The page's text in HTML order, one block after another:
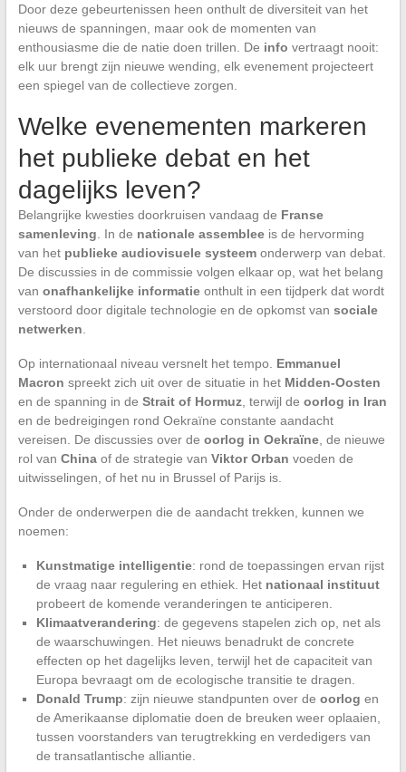
Door deze gebeurtenissen heen onthult de diversiteit van het
nieuws de spanningen, maar ook de momenten van
enthousiasme die de natie doen trillen. De info vertraagt nooit:
elk uur brengt zijn nieuwe wending, elk evenement projecteert
een spiegel van de collectieve zorgen.
Welke evenementen markeren
het publieke debat en het
dagelijks leven?
Belangrijke kwesties doorkruisen vandaag de Franse
samenleving . In de nationale assembleeis de hervorming
van het publieke audiovisuele systeemonderwerp van debat.
De discussies in de commissie volgen elkaar op, wat het belang
van onafhankelijke informatieonthult in een tijdperk dat wordt
verstoord door digitale technologie en de opkomst van sociale
netwerken
Op internationaal niveau versnelt het tempo. Emmanuel
Macron spreekt zich uit over de situatie in het Midden-Oosten
en de spanning in de Strait of Hormuz, terwijl de oorlog in Iran
en de bedreigingen rond Oekraïne constante aandacht
vereisen. De discussies over de oorlog in Oekraïne, de nieuwe
rol van Chinaof de strategie van Viktor Orban voeden de
uitwisselingen, of het nu in Brussel of Parijs is.
Onder de onderwerpen die de aandacht trekken, kunnen we
noemen:
Kunstmatige intelligentie: rond de toepassingen ervan rijst
de vraag naar regulering en ethiek. Het nationaal instituut
probeert de komende veranderingen te anticiperen.
Klimaatverandering: de gegevens stapelen zich op, net als
de waarschuwingen. Het nieuws benadrukt de concrete
effecten op het dagelijks leven, terwijl het de capaciteit van
Europa bevraagt om de ecologische transitie te dragen.
Donald Trump: zijn nieuwe standpunten over de oorlog en
de Amerikaanse diplomatie doen de breuken weer oplaaien,
tussen voorstanders van terugtrekking en verdedigers van
de transatlantische alliantie.